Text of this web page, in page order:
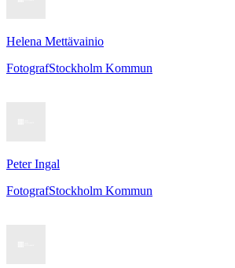
Helena Mettävainio
FotografStockholm Kommun
Peter Ingal
FotografStockholm Kommun